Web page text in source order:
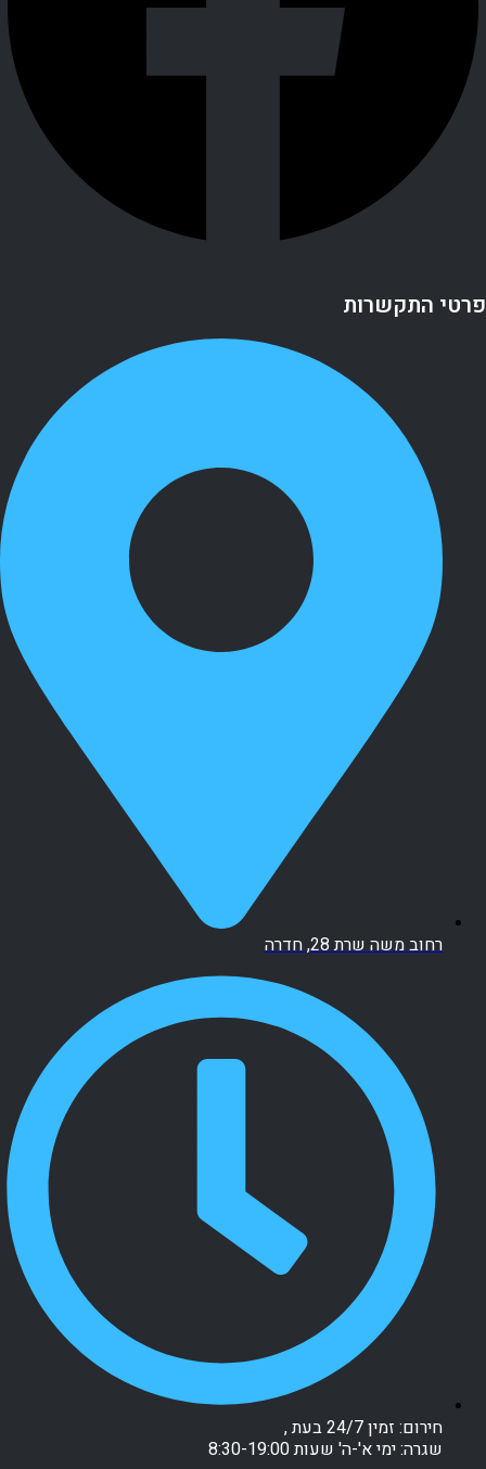
פרטי התקשרות
רחוב משה שרת 28, חדרה
חירום: זמין 24/7 בעת ,
שגרה: ימי א'-ה' שעות 8:30-19:00